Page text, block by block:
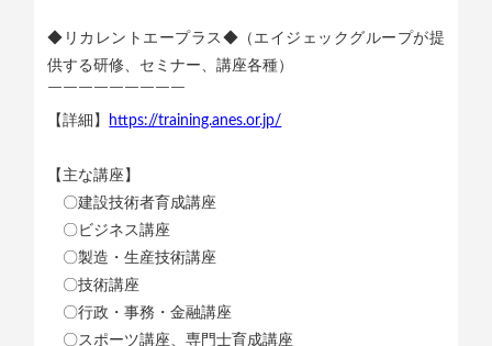
◆リカレントエープラス◆（エイジェックグループが提
供する研修、セミナー、講座各種）
￣￣￣￣￣￣￣￣￣
【詳細】
https://training.anes.or.jp/
【主な講座】
〇建設技術者育成講座
〇ビジネス講座
〇製造・生産技術講座
〇技術講座
〇行政・事務・金融講座
〇スポーツ講座、専門士育成講座